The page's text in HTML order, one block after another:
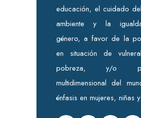
educación, el cuidado
ambiente y la
género, a favor de la
en situación de
pobreza, y/o
multidimensional del
énfasis en mujeres, niñas